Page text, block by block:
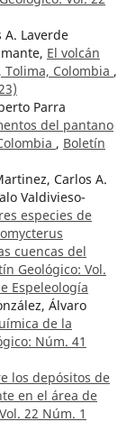
Laverde
El volcán
Colombia ,
Parra
del pantano
, Boletín
Carlos A.
Valdivieso-
especies de
cuencas del
Geológico: Vol.
Espeleología
Álvaro
de la
Núm. 41
los depósitos de
en el área de
22 Núm. 1